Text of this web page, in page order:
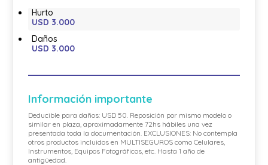
Hurto
USD 3.000
Daños
USD 3.000
Información importante
Deducible para daños: USD 50. Reposición por mismo modelo o
similar en plaza, aproximadamente 72hs hábiles una vez
presentada toda la documentación. EXCLUSIONES: No contempla
otros productos incluidos en MULTISEGUROS como Celulares,
Instrumentos, Equipos Fotográficos, etc. Hasta 1 año de
antigüedad.